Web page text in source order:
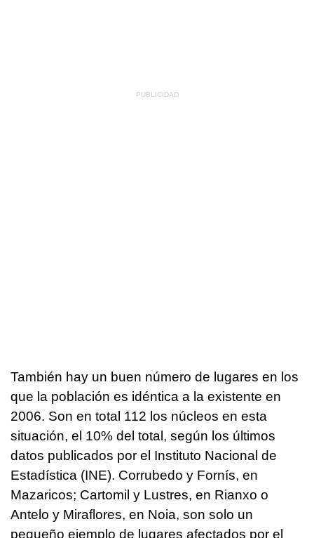
También hay un buen número de lugares en los
que la población es idéntica a la existente en
2006. Son en total 112 los núcleos en esta
situación, el 10% del total, según los últimos
datos publicados por el Instituto Nacional de
Estadística (INE). Corrubedo y Fornís, en
Mazaricos; Cartomil y Lustres, en Rianxo o
Antelo y Miraflores, en Noia, son solo un
pequeño ejemplo de lugares afectados por el